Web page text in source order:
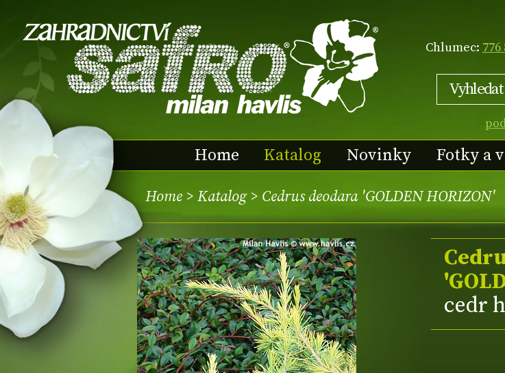
Chlumec: 776
Home Katalog Novinky Fotky a
Home > Katalog> Cedrus deodara 'GOLDEN HORIZON'
cedr